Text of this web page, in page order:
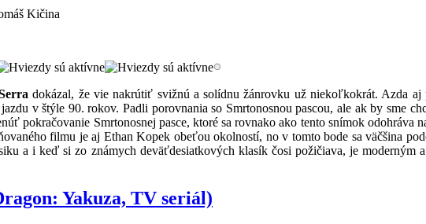
Kičina
dokázal, že vie nakrútiť svižnú a solídnu žánrovku už niekoľkokrát. Azda
v štýle 90. rokov. Padli porovnania so Smrtonosnou pascou, ale ak by sme
pokračovanie Smrtonosnej pasce, ktoré sa rovnako ako tento snímok odohráva
filmu je aj Ethan Kopek obeťou okolností, no v tomto bode sa väčšina
a i keď si zo známych deväťdesiatkových klasík čosi požičiava, je moderným
Yakuza, TV seriál)